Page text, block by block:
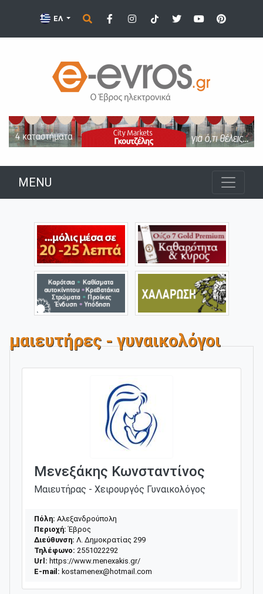
ΕΛ
MENU
μαιευτήρες - γυναικολόγοι
Μενεξάκης Κωνσταντίνος
Μαιευτήρας - Χειρουργός Γυναικολόγος
Πόλη: Αλεξανδρούπολη
Περιοχή: Έβρος
Διεύθυνση: Λ. Δημοκρατίας 299
Τηλέφωνο: 2551022292
Url: https://www.menexakis.gr/
E-mail: kostamenex@hotmail.com